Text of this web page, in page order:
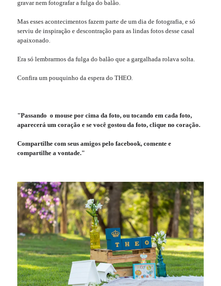
gravar nem fotografar a fulga do balão.
Mas esses acontecimentos fazem parte de um dia de fotografia, e só
serviu de inspiração e descontração para as lindas fotos desse casal
apaixonado.
Era só lembrarmos da fulga do balão que a gargalhada rolava solta.
Confira um pouquinho da espera do THEO.
"Passando o mouse por cima da foto, ou tocando em cada foto,
aparecerá um coração e se você gostou da foto, clique no coração.
Compartilhe com seus amigos pelo facebook, comente e
compartilhe a vontade."